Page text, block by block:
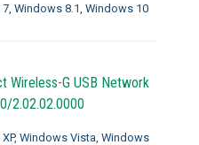
Windows 8.1, Windows 10
Wireless-G USB Network
2.02.02.0000
Windows Vista, Windows